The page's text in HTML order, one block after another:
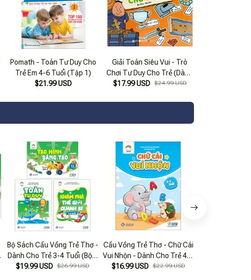
Pomath - Toán Tư Duy Cho
Trẻ Em 4-6 Tuổi (Tập 1)
$21.99 USD
Giải Toán Siêu Vui - Trò
Chơi Tư Duy Cho Trẻ (Dành
Cho Bé Từ 5 Tuổi)
$17.99 USD $24.99 USD
Bộ Sách Cầu Vồng Trẻ Thơ -
Dành Cho Trẻ 3-4 Tuổi (Bộ 3
Quyển)
$19.99 USD $26.99 USD
Cầu Vồng Trẻ Thơ - Chữ Cái
Vui Nhộn - Dành Cho Trẻ 4-5
Tuổi
$16.99 USD $22.99 USD